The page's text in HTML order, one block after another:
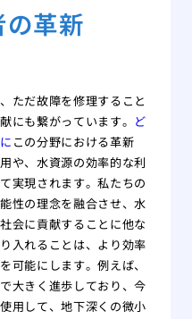
革新
ただ故障を修理すること
にも繋がっています。 ど
この分野における革新
や、水資源の効率的な利
実現されます。私たちの
性の理念を融合させ、水
会に貢献することに他な
入れることは、より効率
可能にします。例えば、
大きく進歩しており、今
用して、地下深くの微小